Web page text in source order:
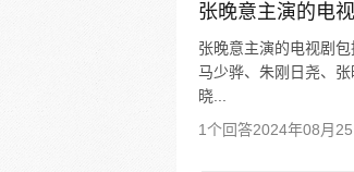
张晚意主演的电
张晚意主演的电视剧
马少骅、朱刚日尧、
晓...
1个回答2024年08月